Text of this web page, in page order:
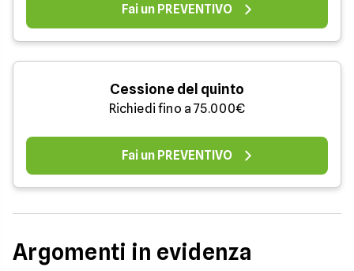
Fai un PREVENTIVO
Cessione del quinto
Richiedi fino a 75.000€
Fai un PREVENTIVO
Argomenti in evidenza